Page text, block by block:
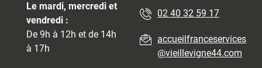
Le mardi, mercredi et
vendredi :
De 9h à 12h et de 14h
à 17h
02 40 32 59 17
accueilfranceservices
@vieillevigne44.com